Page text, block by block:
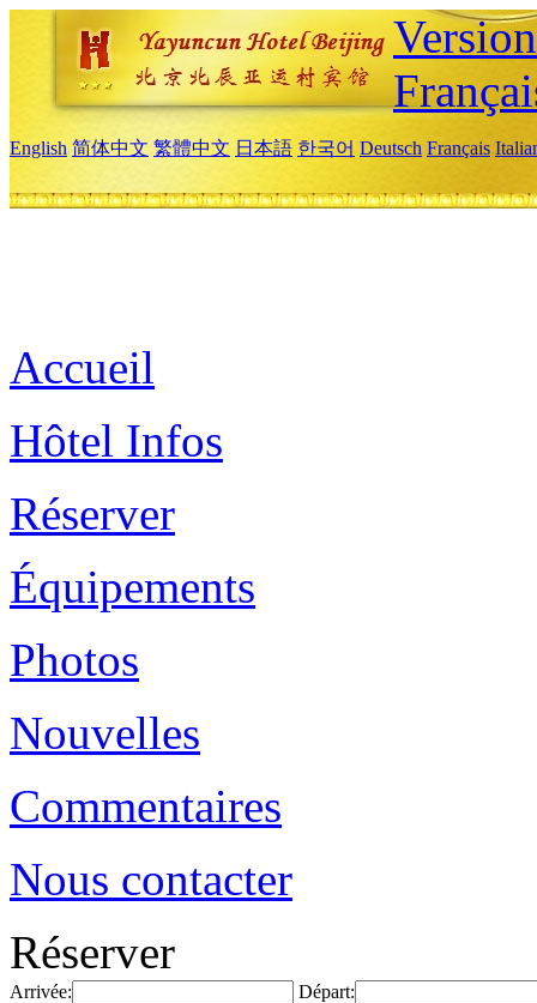
English 简体中文 繁體中文 日本語 한국어 Deutsch Français
Accueil
Hôtel Infos
Réserver
Équipements
Photos
Nouvelles
Commentaires
Nous contacter
Réserver
Arrivée: Départ: